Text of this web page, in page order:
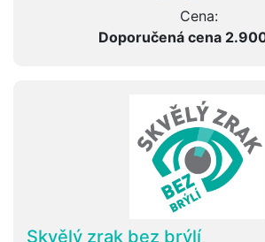
Cena:
Doporučená cena
Skvělý zrak bez brýlí